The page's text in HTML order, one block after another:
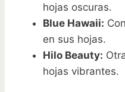
hojas oscuras.
Blue Hawaii:
en sus hojas.
Hilo Beauty:
hojas vibrantes.